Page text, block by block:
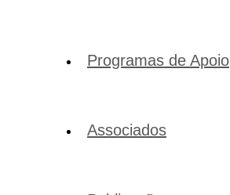
Programas de Apoio
Associados